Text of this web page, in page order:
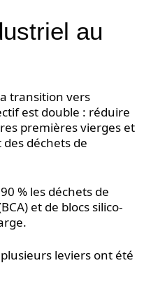
au
transition vers
est double : réduire
premières vierges et
déchets de
% les déchets de
et de blocs silico-
leviers ont été